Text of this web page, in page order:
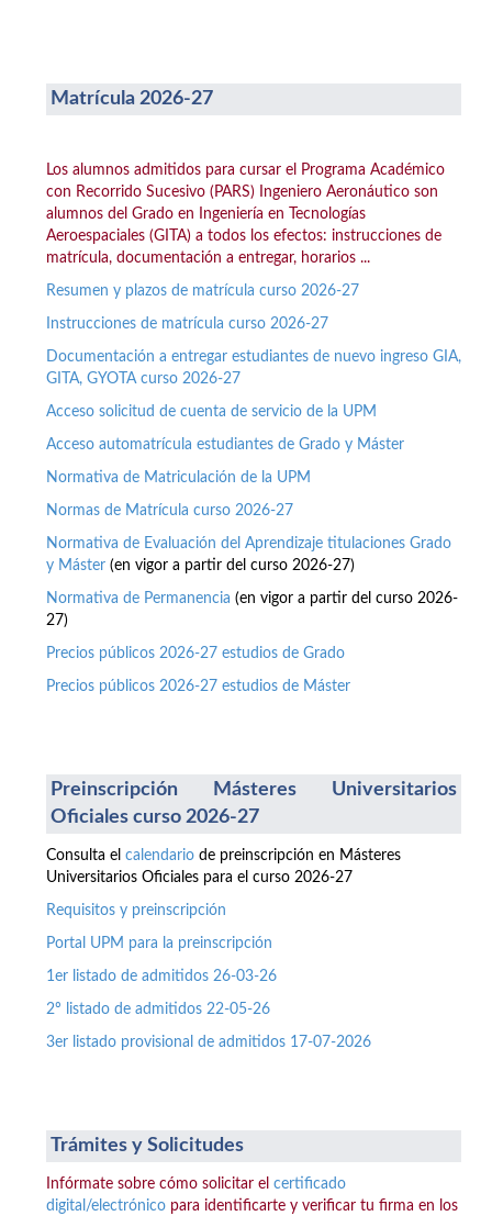
Matrícula 2026-27
Los alumnos admitidos para cursar el Programa Académico
con Recorrido Sucesivo (PARS) Ingeniero Aeronáutico son
alumnos del Grado en Ingeniería en Tecnologías
Aeroespaciales (GITA) a todos los efectos: instrucciones de
matrícula, documentación a entregar, horarios ...
Resumen y plazos de matrícula curso 2026-27
Instrucciones de matrícula curso 2026-27
Documentación a entregar estudiantes de nuevo ingreso GIA,
GITA, GYOTA curso 2026-27
Acceso solicitud de cuenta de servicio de la UPM
Acceso automatrícula estudiantes de Grado y Máster
Normativa de Matriculación de la UPM
Normas de Matrícula curso 2026-27
Normativa de Evaluación del Aprendizaje titulaciones Grado
y Máster (en vigor a partir del curso 2026-27)
Normativa de Permanencia (en vigor a partir del curso 2026-
27)
Precios públicos 2026-27 estudios de Grado
Precios públicos 2026-27 estudios de Máster
Preinscripción Másteres Universitarios
Oficiales curso 2026-27
Consulta el calendario de preinscripción en Másteres
Universitarios Oficiales para el curso 2026-27
Requisitos y preinscripción
Portal UPM para la preinscripción
1er listado de admitidos 26-03-26
2º listado de admitidos 22-05-26
3er listado provisional de admitidos 17-07-2026
Trámites y Solicitudes
Infórmate sobre cómo solicitar el certificado
digital/electrónico para identificarte y verificar tu firma en los